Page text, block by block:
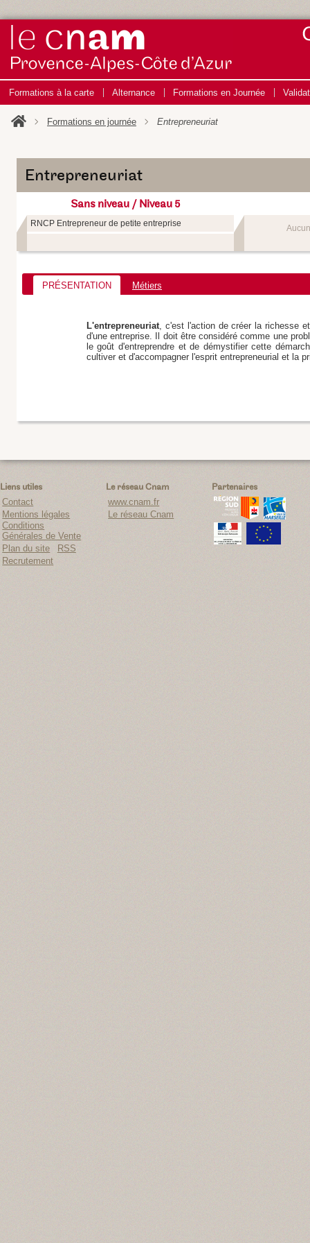
Formations à la carte Alternance Formations en Journée
Formations en journée Entrepreneuriat
Entrepreneuriat
Sans niveau / Niveau 5
RNCP Entrepreneur de petite entreprise
PRÉSENTATION Métiers
L'entrepreneuriat, c'est l'action de créer la richesse
d'une entreprise. Il doit être considéré comme une
le goût d'entreprendre et de démystifier cette
cultiver et d'accompagner l'esprit entrepreneurial et la
Liens utiles
Contact
Mentions légales
Conditions
Générales de Vente
Plan du site
RSS
Recrutement
Le réseau Cnam
www.cnam.fr
Le réseau Cnam
Partenaires